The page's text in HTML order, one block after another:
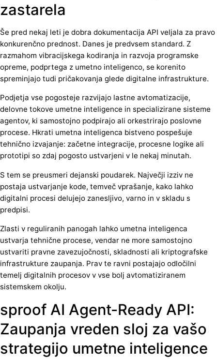
zastarela
Še pred nekaj leti je dobra dokumentacija API veljala za pravo
konkurenčno prednost. Danes je predvsem standard. Z
razmahom vibracijskega kodiranja in razvoja programske
opreme, podprtega z umetno inteligenco, se korenito
spreminjajo tudi pričakovanja glede digitalne infrastrukture.
Podjetja vse pogosteje razvijajo lastne avtomatizacije,
delovne tokove umetne inteligence in specializirane sisteme
agentov, ki samostojno podpirajo ali orkestrirajo poslovne
procese. Hkrati umetna inteligenca bistveno pospešuje
tehnično izvajanje: začetne integracije, procesne logike ali
prototipi so zdaj pogosto ustvarjeni v le nekaj minutah.
S tem se preusmeri dejanski poudarek. Največji izziv ne
postaja ustvarjanje kode, temveč vprašanje, kako lahko
digitalni procesi delujejo zanesljivo, varno in v skladu s
predpisi.
Zlasti v reguliranih panogah lahko umetna inteligenca
ustvarja tehnične procese, vendar ne more samostojno
ustvariti pravne zavezujočnosti, skladnosti ali kriptografske
infrastrukture zaupanja. Prav te ravni postajajo odločilni
temelj digitalnih procesov v vse bolj avtomatiziranem
sistemskem okolju.
sproof AI Agent-Ready API:
Zaupanja vreden sloj za vašo
strategijo umetne inteligence